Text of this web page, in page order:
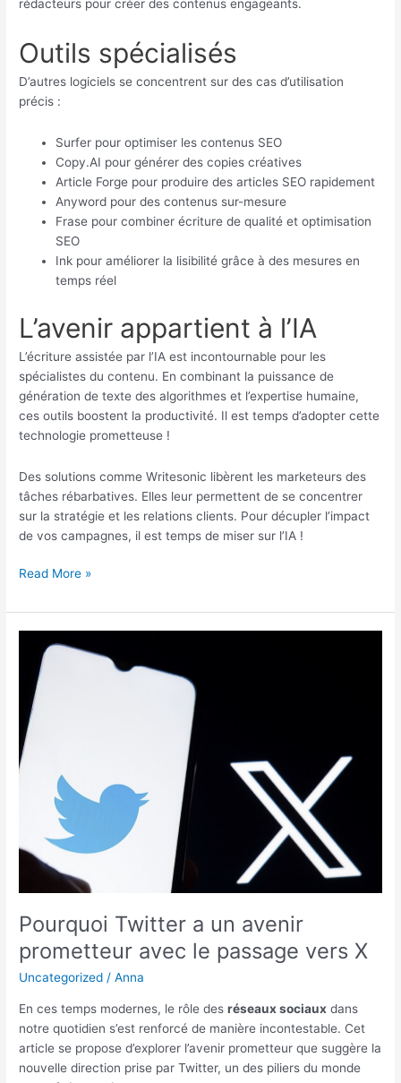
rédacteurs pour créer des contenus engageants.
Outils spécialisés
D’autres logiciels se concentrent sur des cas d’utilisation
précis :
Surfer pour optimiser les contenus SEO
Copy.AI pour générer des copies créatives
Article Forge pour produire des articles SEO rapidement
Anyword pour des contenus sur-mesure
Frase pour combiner écriture de qualité et optimisation
SEO
Ink pour améliorer la lisibilité grâce à des mesures en
temps réel
L’avenir appartient à l’IA
L’écriture assistée par l’IA est incontournable pour les
spécialistes du contenu. En combinant la puissance de
génération de texte des algorithmes et l’expertise humaine,
ces outils boostent la productivité. Il est temps d’adopter cette
technologie prometteuse !
Des solutions comme Writesonic libèrent les marketeurs des
tâches rébarbatives. Elles leur permettent de se concentrer
sur la stratégie et les relations clients. Pour décupler l’impact
de vos campagnes, il est temps de miser sur l’IA !
L’IA
la
rédaction
contenu
Read More »
Pourquoi Twitter a un avenir
prometteur avec le passage vers X
Uncategorized /Anna
En ces temps modernes, le rôle desréseaux sociaux dans
notre quotidien s’est renforcé de manière incontestable. Cet
article se propose d’explorer l’avenir prometteur que suggère la
nouvelle direction prise par Twitter, un des piliers du monde